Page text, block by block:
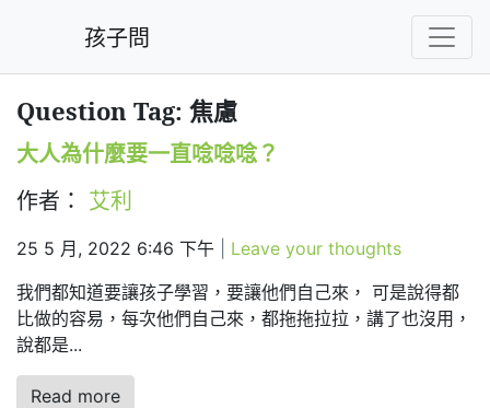
孩子問
Question Tag: 焦慮
大人為什麼要一直唸唸唸？
作者： 艾利
25 5 月, 2022 6:46 下午
Leave your thoughts
我們都知道要讓孩子學習，要讓他們自己來， 可是說得都
比做的容易，每次他們自己來，都拖拖拉拉，講了也沒用，
說都是...
Read more